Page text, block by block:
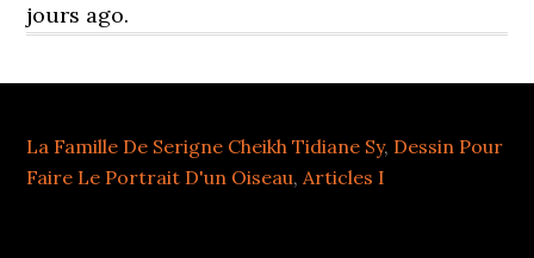
jours ago.
La Famille De Serigne Cheikh Tidiane Sy, Dessin Pour
Faire Le Portrait D'un Oiseau,Articles I